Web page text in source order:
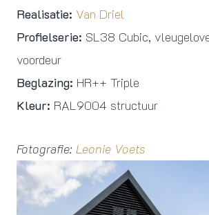
Realisatie: Van Driel
Profielserie: SL38 Cubic,
voordeur
Beglazing: HR++ Triple
Kleur: RAL9004 structuur
Fotografie: Leonie Voets